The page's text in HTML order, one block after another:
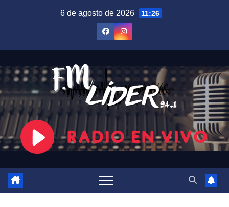
6 de agosto de 2026 11:26